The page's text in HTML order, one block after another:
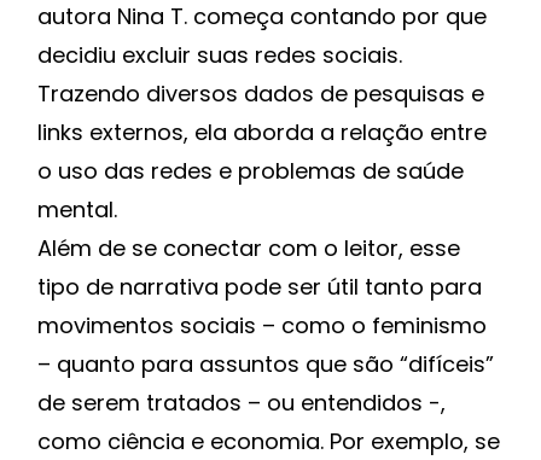
autora Nina T. começa contando por que
decidiu excluir suas redes sociais.
Trazendo diversos dados de pesquisas e
links externos, ela aborda a relação entre
o uso das redes e problemas de saúde
mental.
Além de se conectar com o leitor, esse
tipo de narrativa pode ser útil tanto para
movimentos sociais – como o feminismo
– quanto para assuntos que são “difíceis”
de serem tratados – ou entendidos -,
como ciência e economia. Por exemplo, se